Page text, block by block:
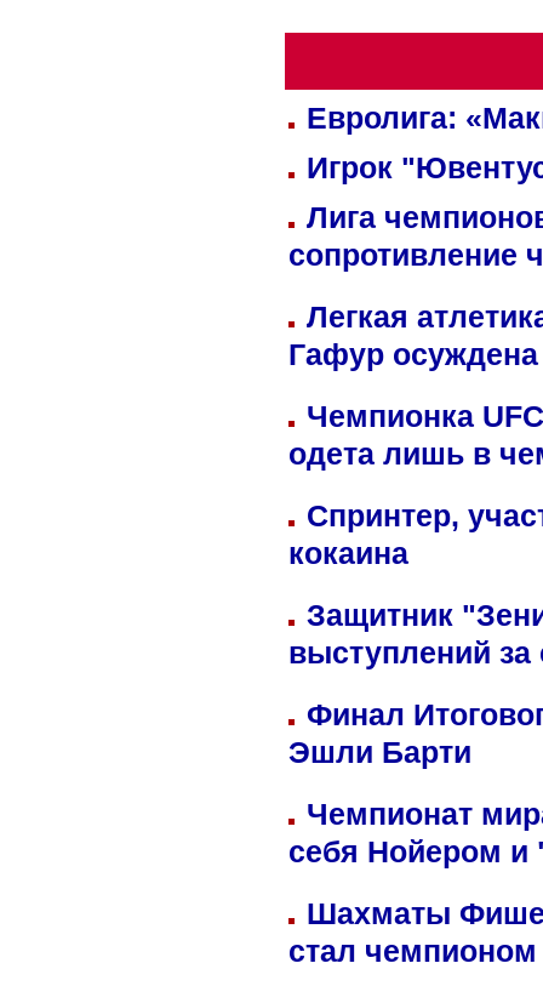
Евролига:
Игрок
Лига
сопротивление
Легкая
Гафур осуждена
Чемпионка
одета лишь в
Спринтер,
кокаина
Защитник
выступлений
Финал
Эшли Барти
Чемпионат
себя Нойером и
Шахматы
стал